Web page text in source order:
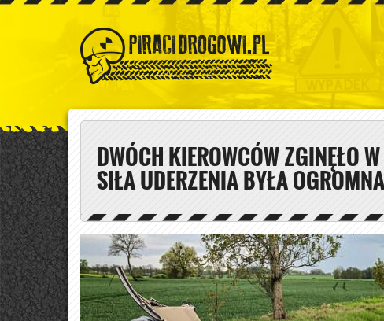
DWÓCH KIEROWCÓW ZGINĘŁO
SIŁA UDERZENIA BYŁA